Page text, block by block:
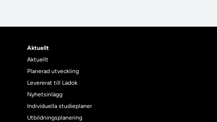
Aktuellt
Aktuellt
Planerad utveckling
Levererat till Ladok
Nyhetsinlägg
Individuella studieplaner
Utbildningsplanering